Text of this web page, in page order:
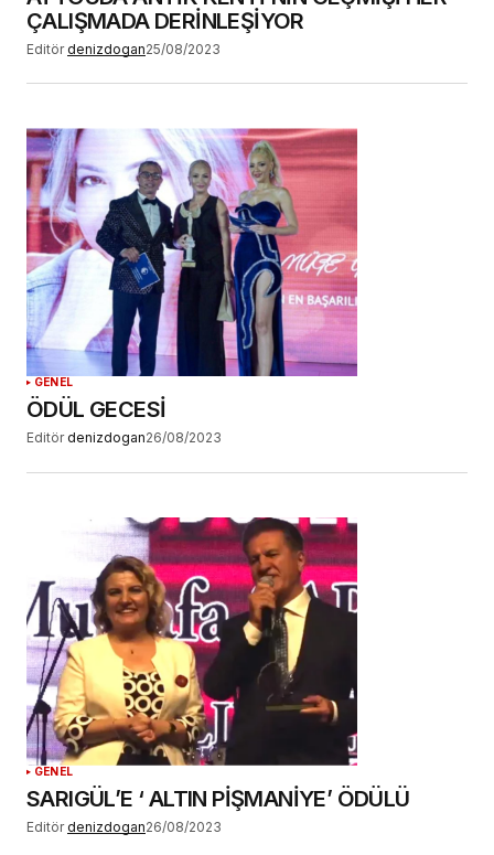
ÇALIŞMADA DERİNLEŞİYOR
Editör denizdogan25/08/2023
GENEL
ÖDÜL GECESİ
Editör denizdogan26/08/2023
GENEL
SARIGÜL’E ‘ ALTIN PİŞMANİYE’ ÖDÜLÜ
Editör denizdogan26/08/2023